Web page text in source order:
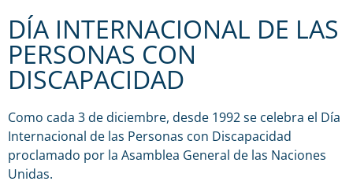
DÍA INTERNACIONAL DE LAS
PERSONAS CON
DISCAPACIDAD
Como cada 3 de diciembre, desde 1992 se celebra el Día
Internacional de las Personas con Discapacidad
proclamado por la Asamblea General de las Naciones
Unidas.